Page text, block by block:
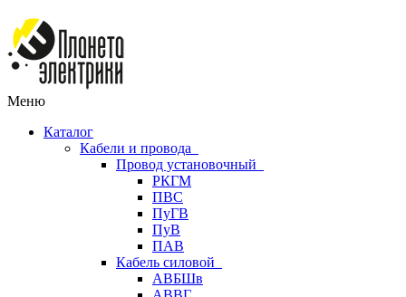
Меню
Каталог
Кабели и провода
Провод установочный
РКГМ
ПВС
ПуГВ
ПуВ
ПАВ
Кабель силовой
АВБШв